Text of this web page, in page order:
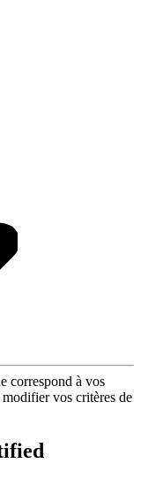
correspond à vos
vos critères de